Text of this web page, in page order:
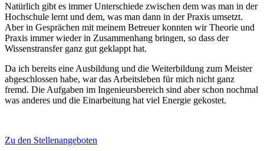
Natürlich gibt es immer Unterschiede zwischen dem was man in der
Hochschule lernt und dem, was man dann in der Praxis umsetzt.
Aber in Gesprächen mit meinem Betreuer konnten wir Theorie und
Praxis immer wieder in Zusammenhang bringen, so dass der
Wissenstransfer ganz gut geklappt hat.
Da ich bereits eine Ausbildung und die Weiterbildung zum Meister
abgeschlossen habe, war das Arbeitsleben für mich nicht ganz
fremd. Die Aufgaben im Ingenieursbereich sind aber schon nochmal
was anderes und die Einarbeitung hat viel Energie gekostet.
Zu den Stellenangeboten